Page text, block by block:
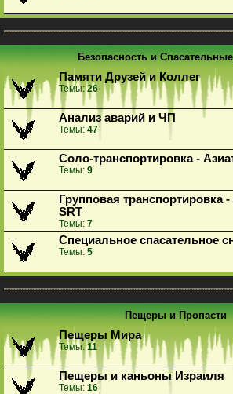
Безопасность и
Памяти Друзей и Коллег
Темы:26
Анализ аварий и ЧП
Темы: 47
Соло-транспортировка -
Темы: 9
Групповая транспортировка
SRT
Темы: 7
Специальное спасательное
Темы: 5
Пещеры и Пропасти
Пещеры Мира
Темы:11
Пещеры и каньоны Израиля
Темы: 16